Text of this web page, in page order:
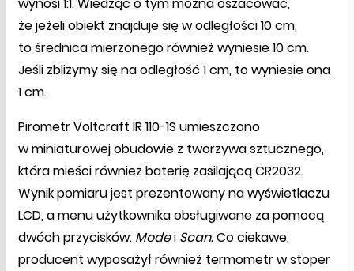
że jeżeli obiekt znajduje się w odległości 10 cm,
to średnica mierzonego również wyniesie 10 cm.
Jeśli zbliżymy się na odległość 1 cm, to wyniesie ona
1 cm.
Pirometr Voltcraft IR 110-1S umieszczono
w miniaturowej obudowie z tworzywa sztucznego,
która mieści również baterię zasilającą CR2032.
Wynik pomiaru jest prezentowany na wyświetlaczu
LCD, a menu użytkownika obsługiwane za pomocą
dwóch przycisków: Modei Scan.Co ciekawe,
producent wyposażył również termometr w stoper